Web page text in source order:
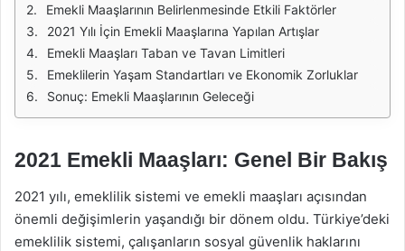
Emekli Maaşlarının Belirlenmesinde Etkili Faktörler
2021 Yılı İçin Emekli Maaşlarına Yapılan Artışlar
Emekli Maaşları Taban ve Tavan Limitleri
Emeklilerin Yaşam Standartları ve Ekonomik Zorluklar
Sonuç: Emekli Maaşlarının Geleceği
2021 Emekli Maaşları: Genel Bir Bakış
2021 yılı, emeklilik sistemi ve emekli maaşları açısından
önemli değişimlerin yaşandığı bir dönem oldu. Türkiye’deki
emeklilik sistemi, çalışanların sosyal güvenlik haklarını